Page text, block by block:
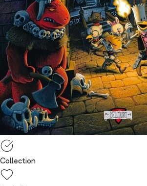
Collection